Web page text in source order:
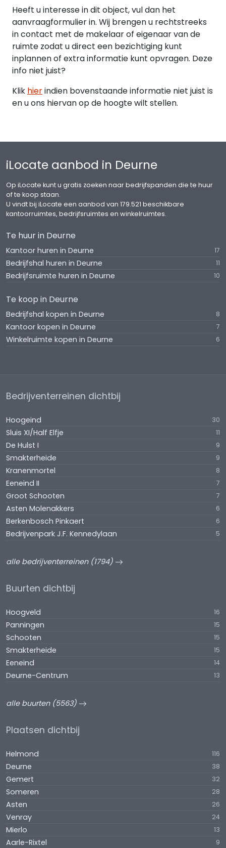
Heeft u interesse in dit object, vul dan het
aanvraagformulier in. Wij brengen u rechtstreeks
in contact met de makelaar of eigenaar van de
ruimte zodat u direct een bezichtiging kunt
inplannen of extra informatie kunt opvragen. Deze
info niet juist?
Klik hierindien bovenstaande informatie niet juist is
en u ons hiervan op de hoogte wilt stellen.
iLocate aanbod in Deurne
Op iLocate kunt u gratis zoeken naar bedrijfspanden die te huur
of te koop staan.
U vindt bij iLocate een aanbod van 179.521 beschikbare
kantoorruimtes, bedrijfsruimtes en winkelruimtes.
Te huur in Deurne
Kantoor huren in Deurne 17
Bedrijfshal huren in Deurne 11
Bedrijfsruimte huren in Deurne 10
Te koop in Deurne
Bedrijfshal kopen in Deurne 8
Kantoor kopen in Deurne 7
Winkelruimte kopen in Deurne 6
Bedrijventerreinen dichtbij
Hoogeind 30
Sluis XI/Half Elfje 11
De Hulst I 9
Smakterheide 9
Kranenmortel 8
Eeneind II 7
Groot Schooten 7
Asten Molenakkers 6
Berkenbosch Pinkaert 6
Bedrijvenpark J.F. Kennedylaan 5
alle bedrijventerreinen (1794)
Buurten dichtbij
Hoogveld 16
Panningen 15
Schooten 15
Smakterheide 15
Eeneind 14
Deurne-Centrum 13
alle buurten (5563)
Plaatsen dichtbij
Helmond 116
Deurne 38
Gemert 32
Someren 28
Asten 26
Venray 24
Mierlo 13
Aarle-Rixtel 9